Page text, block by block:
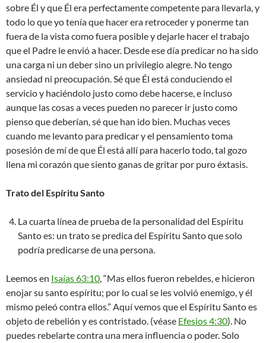
sobre Él y que Él era perfectamente competente para llevarla, y
todo lo que yo tenía que hacer era retroceder y ponerme tan
fuera de la vista como fuera posible y dejarle hacer el trabajo
que el Padre le envió a hacer. Desde ese día predicar no ha sido
una carga ni un deber sino un privilegio alegre. No tengo
ansiedad ni preocupación. Sé que Él está conduciendo el
servicio y haciéndolo justo como debe hacerse, e incluso
aunque las cosas a veces pueden no parecer ir justo como
pienso que deberían, sé que han ido bien. Muchas veces
cuando me levanto para predicar y el pensamiento toma
posesión de mí de que Él está allí para hacerlo todo, tal gozo
llena mi corazón que siento ganas de gritar por puro éxtasis.
Trato del Espíritu Santo
La cuarta línea de prueba de la personalidad del Espíritu
Santo es: un trato se predica del Espíritu Santo que solo
podría predicarse de una persona.
Leemos en Isaías 63:10, “Mas ellos fueron rebeldes, e hicieron
enojar su santo espíritu; por lo cual se les volvió enemigo, y él
mismo peleó contra ellos.” Aquí vemos que el Espíritu Santo es
objeto de rebelión y es contristado. (véase Efesios 4:30). No
puedes rebelarte contra una mera influencia o poder. Solo